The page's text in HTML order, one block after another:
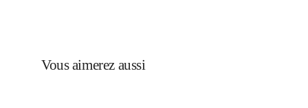
Vous aimerez aussi